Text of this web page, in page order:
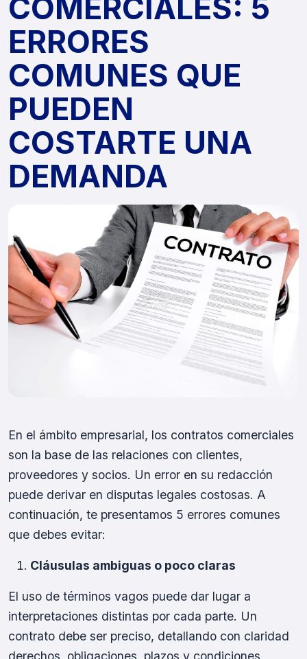
COMERCIALES: 5
ERRORES
COMUNES QUE
PUEDEN
COSTARTE UNA
DEMANDA
En el ámbito empresarial, los contratos comerciales
son la base de las relaciones con clientes,
proveedores y socios. Un error en su redacción
puede derivar en disputas legales costosas. A
continuación, te presentamos 5 errores comunes
que debes evitar:
Cláusulas ambiguas o poco claras
El uso de términos vagos puede dar lugar a
interpretaciones distintas por cada parte. Un
contrato debe ser preciso, detallando con claridad